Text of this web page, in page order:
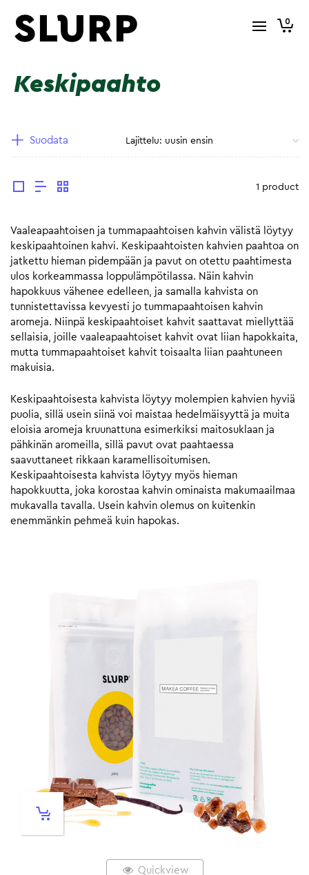
0
Keskipaahto
Suodata
1 product
Vaaleapaahtoisen ja tummapaahtoisen kahvin välistä löytyy
keskipaahtoinen kahvi. Keskipaahtoisten kahvien paahtoa on
jatkettu hieman pidempään ja pavut on otettu paahtimesta
ulos korkeammassa loppulämpötilassa. Näin kahvin
hapokkuus vähenee edelleen, ja samalla kahvista on
tunnistettavissa kevyesti jo tummapaahtoisen kahvin
aromeja. Niinpä keskipaahtoiset kahvit saattavat miellyttää
sellaisia, joille vaaleapaahtoiset kahvit ovat liian hapokkaita,
mutta tummapaahtoiset kahvit toisaalta liian paahtuneen
makuisia.
Keskipaahtoisesta kahvista löytyy molempien kahvien hyviä
puolia, sillä usein siinä voi maistaa hedelmäisyyttä ja muita
eloisia aromeja kruunattuna esimerkiksi maitosuklaan ja
pähkinän aromeilla, sillä pavut ovat paahtaessa
saavuttaneet rikkaan karamellisoitumisen.
Keskipaahtoisesta kahvista löytyy myös hieman
hapokkuutta, joka korostaa kahvin ominaista makumaailmaa
mukavalla tavalla. Usein kahvin olemus on kuitenkin
enemmänkin pehmeä kuin hapokas.
Quickview